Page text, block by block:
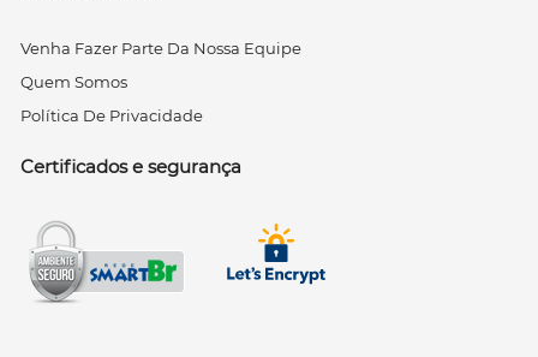
Venha Fazer Parte Da Nossa Equipe
Quem Somos
Política De Privacidade
Certificados e segurança